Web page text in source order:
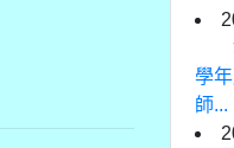
學
師...